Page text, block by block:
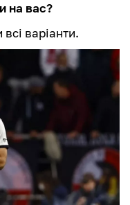
на вас?
варіанти.